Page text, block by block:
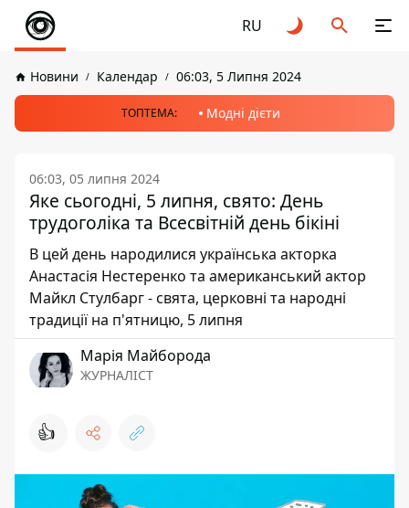
RU
Новини Календар 06:03, 5 Липня 2024
ТОПТЕМА: Модні дієти
06:03, 05 липня 2024
Яке сьогодні, 5 липня, свято: День
трудоголіка та Всесвітній день бікіні
В цей день народилися українська акторка
Анастасія Нестеренко та американський актор
Майкл Стулбарг - свята, церковні та народні
традиції на п'ятницю, 5 липня
Марія Майборода
ЖУРНАЛІСТ
👍